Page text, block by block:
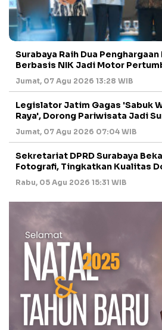
Surabaya Raih Dua
Berbasis NIK Jadi Motor
Jumat, 07 Agu 2026 13:28 WIB
Legislator Jatim Gagas 'Sabuk
Raya', Dorong Pariwisata Jadi
Jumat, 07 Agu 2026 07:04 WIB
Sekretariat DPRD Surabaya
Fotografi, Tingkatkan Kualitas
Rabu, 05 Agu 2026 15:31 WIB